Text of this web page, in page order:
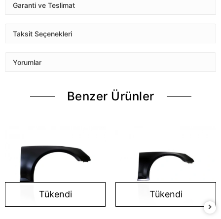
Garanti ve Teslimat
Taksit Seçenekleri
Yorumlar
Benzer Ürünler
Tükendi Tükendi